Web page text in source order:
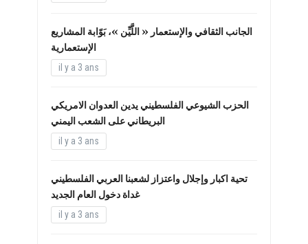
الجانب الثقافي والإستعمار « اللَّيِّن »، بَوّابة المشاريع
الإستعمارية
il y a 3 ans
الحزب الشيوعي الفلسطيني يدين العدوان الامريكي
البريطاني على الشعب اليمني
il y a 3 ans
تحية اكبار وإجلال واعتزاز لشعبنا العربي الفلسطيني
غداة دخول العام الجديد
il y a 3 ans